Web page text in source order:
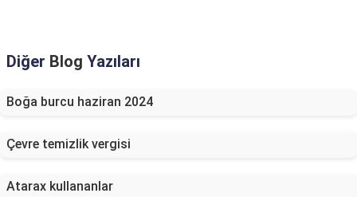
Diğer Blog Yazıları
Boğa burcu haziran 2024
Çevre temizlik vergisi
Atarax kullananlar